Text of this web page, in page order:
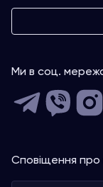
Ми в соц.
Сповіщення про